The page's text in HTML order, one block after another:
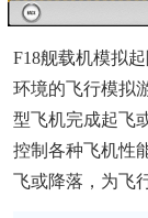
F18舰载机模拟
环境的飞行模拟
型飞机完成起飞
控制各种飞机性
飞或降落，为飞